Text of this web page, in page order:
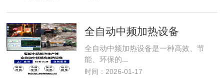
全自动中频加热设备
全自动中频加热设备是一种高效、节
能、环保的...
时间：2026-01-17